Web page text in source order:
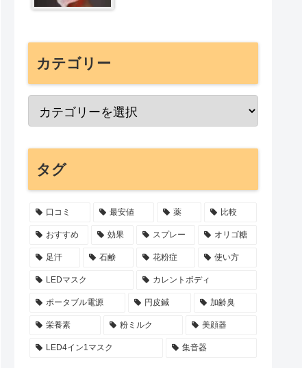
カテゴリー
タグ
口コミ 最安値 薬 比較
おすすめ 効果 スプレー オリゴ糖
足汗 石鹸 花粉症 使い方
LEDマスク カレントボディ
ポータブル電源 円皮鍼 加齢臭
栄養素 粉ミルク 美顔器
LED4イン1マスク 集音器